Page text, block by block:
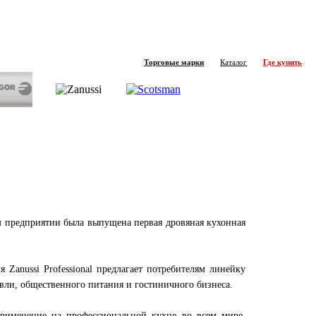
Торговые марки Каталог Где купить
была выпущена первая дровяная кухонная
Professional предлагает потребителям линейку
общественного питания и гостиничного бизнеса.